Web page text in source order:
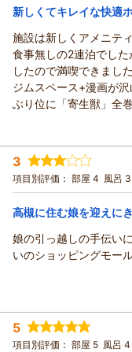
お客様の期待を裏切る
ご指摘いただきました
ーフローへの対策に
早急に設備担当部署
始いたしました。
清掃頻度の見直しはも
存です。
「ホテルの印象が変わ
次回お越しいただい
しいただけるよう、
スタッフ一同、改善
貴重なご意見を賜り
またのご来館を心よ
ホテルアベストグ
女性の方。とても気持
いました。無料の飲み
ん。今時のおしゃれな
ても柔らかく、丁寧で
た。ありがとうござい
す。
宿泊価格帯： 21,001～
ホテルアベストグランデ
ご投稿者様
この度はご宿泊いた
お部屋の露天風呂を
お子さまにも喜んで
近くにデパートがあ
心しました。
フロントの女性スタ
み物・ラーメンのご提
ッフ一同大変励みに
またぜひ、皆さまでお
軽にお知らせください
ホテルアベストグラ
新しくてキレイな快適
施設は新しくアメニティ
食事無しの2連泊でし
したので満喫できまし
ジムスペース+漫画が
ぶり位に「寄生獣」全
宿泊時期： 2026年02月宿
投稿者： トシさん(男性/50
宿泊プラン： 【１５％ＯＦ
ン♪【途中清掃無し】 ☆
宿泊価格帯： 12,001～
ホテルアベストグランデ
ご投稿者様
この度はご利用あり
実したアメニティを
た。
大浴場が日替りで、
けたとのこと、サウナ
3
項目別評価： 部屋 4 風呂 3
高槻に住む娘を迎えに
娘の引っ越しの手伝い
いのショッピングモー
投稿者： 子連れパンダさん
宿泊プラン： 【じゃらん
ン ☆素泊まり
和洋室
5
項目別評価： 部屋 5 風呂 4